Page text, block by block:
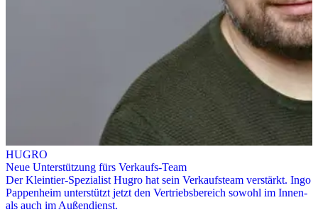
HUGRO
Neue Unterstützung fürs Verkaufs-Team
Der Kleintier-Spezialist Hugro hat sein Verkaufsteam verstärkt. Ingo
Pappenheim unterstützt jetzt den Vertriebsbereich sowohl im Innen-
als auch im Außendienst.